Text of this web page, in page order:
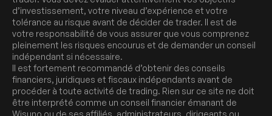
d’investissement, votre niveau d’expérience et votre
tolérance au risque avant de décider de trader. Il est de
votre responsabilité de vous assurer que vous comprenez
pleinement les risques encourus et de demander un conseil
indépendant si nécessaire.
Il est fortement recommandé d’obtenir des conseils
financiers, juridiques et fiscaux indépendants avant de
procéder à toute activité de trading. Rien sur ce site ne doit
être interprété comme un conseil financier émanant de